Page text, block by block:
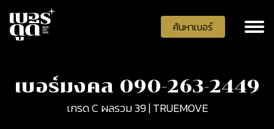
ค้นหาเบอร์
เบอร์มงคล 090-263-2449
เกรด C ผลรวม 39 | TRUEMOVE